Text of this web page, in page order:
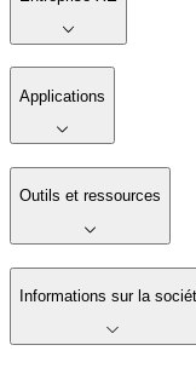
Applications
Outils et ressources
Informations sur la